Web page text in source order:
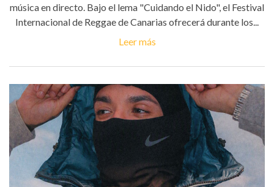
música en directo. Bajo el lema "Cuidando el Nido", el Festival
Internacional de Reggae de Canarias ofrecerá durante los...
Leer más